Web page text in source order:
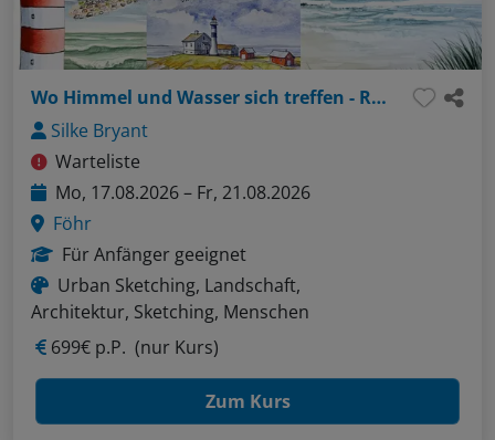
Wo Himmel und Wasser sich treffen - Reiseskizzenbuch auf Föhr
Silke Bryant
Warteliste
Mo, 17.08.2026 – Fr, 21.08.2026
Föhr
Für Anfänger geeignet
Urban Sketching, Landschaft,
Architektur, Sketching, Menschen
699€ p.P. (nur Kurs)
Zum Kurs